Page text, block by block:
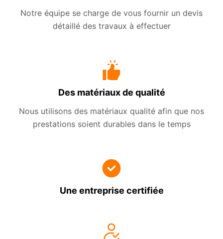
Notre équipe se charge de vous fournir un devis
détaillé des travaux à effectuer
Des matériaux de qualité
Nous utilisons des matériaux qualité afin que nos
prestations soient durables dans le temps
Une entreprise certifiée